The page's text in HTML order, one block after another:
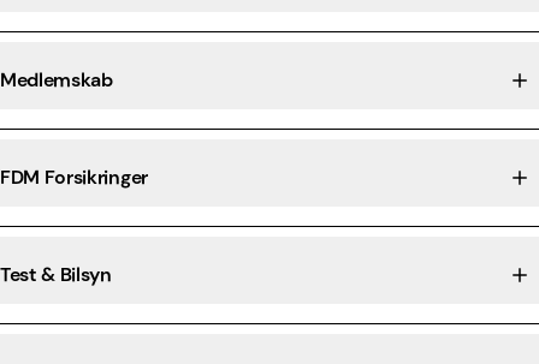
Medlemskab
FDM Forsikringer
Test & Bilsyn